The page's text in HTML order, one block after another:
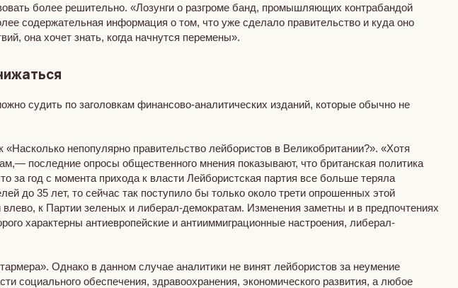
более решительно. «Лозунги о разгроме банд, промышляющих контрабандой
содержательная информация о том, что уже сделало правительство и куда оно
она хочет знать, когда начнутся перемены».
судить по заголовкам финансово-аналитических изданий, которые обычно не
непопулярно правительство лейбористов в Великобритании?». «Хотя
последние опросы общественного мнения показывают, что британская политика
за год с момента прихода к власти Лейбористская партия все больше теряла
до 35 лет, то сейчас так поступило бы только около трети опрошенных этой
к Партии зеленых и либерал-демократам. Изменения заметны и в предпочтениях
характерны антиевропейские и антииммиграционные настроения, либерал-
Однако в данном случае аналитики не винят лейбористов за неумение
обеспечения, здравоохранения, экономического развития, а любое